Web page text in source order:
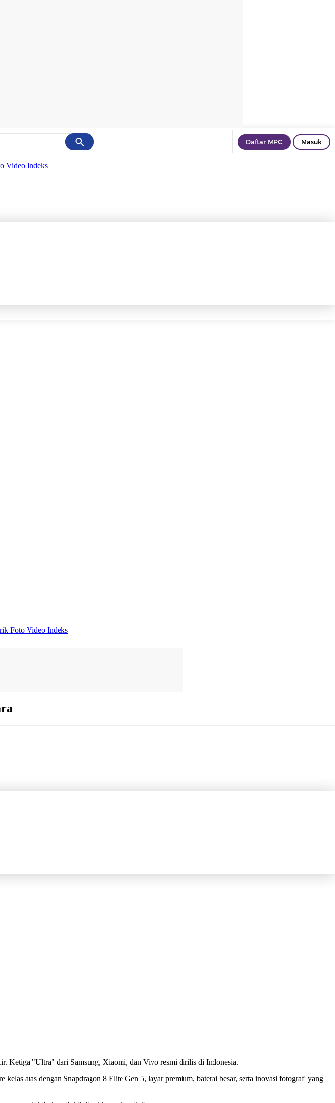
Cancel Daftar MPC Masuk
Video Indeks
Foto Video Indeks
Ketiga "Ultra" dari Samsung, Xiaomi, dan Vivo resmi dirilis di Indonesia.
atas dengan Snapdragon 8 Elite Gen 5, layar premium, baterai besar, serta inovasi fotografi yang